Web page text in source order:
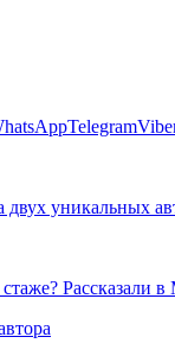
Telegram
двух уникальных
Рассказали в